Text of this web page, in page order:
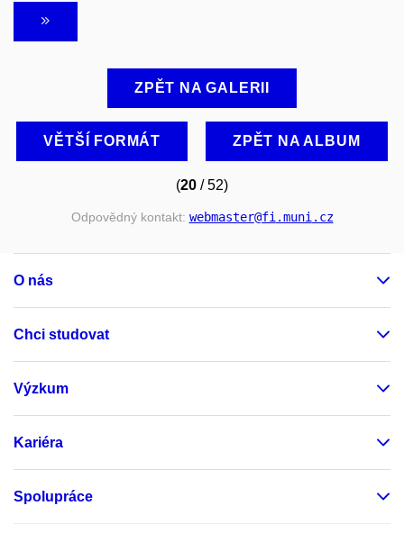
ZPĚT NA GALERII
VĚTŠÍ FORMÁT ZPĚT NA ALBUM
(20 / 52)
Odpovědný kontakt: webmaster@fi.muni.cz
O nás
Chci studovat
Výzkum
Kariéra
Spolupráce